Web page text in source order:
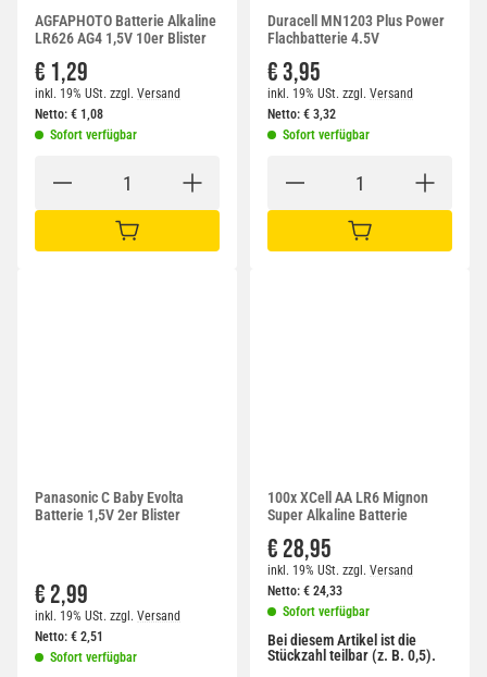
AGFAPHOTO Batterie Alkaline
LR626 AG4 1,5V 10er Blister
€ 1,29
inkl. 19% USt. zzgl. Versand
Netto: € 1,08
Sofort verfügbar
IN DEN WARENKORB
Duracell MN1203 Plus Power
Flachbatterie 4.5V
€ 3,95
inkl. 19% USt. zzgl. Versand
Netto: € 3,32
Sofort verfügbar
IN DEN WARENKORB
Panasonic C Baby Evolta
Batterie 1,5V 2er Blister
€ 2,99
inkl. 19% USt. zzgl. Versand
Netto: € 2,51
Sofort verfügbar
100x XCell AA LR6 Mignon
Super Alkaline Batterie
€ 28,95
inkl. 19% USt. zzgl. Versand
Netto: € 24,33
Sofort verfügbar
Bei diesem Artikel ist die
Stückzahl teilbar (z. B. 0,5).